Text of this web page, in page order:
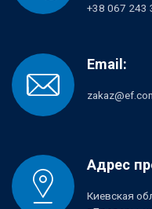
+38 067 243
Email:
Адрес
Киевская